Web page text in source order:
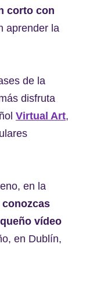
corto con
aprender la
de la
disfruta
Virtual Art,
en la
vídeo
en Dublín,